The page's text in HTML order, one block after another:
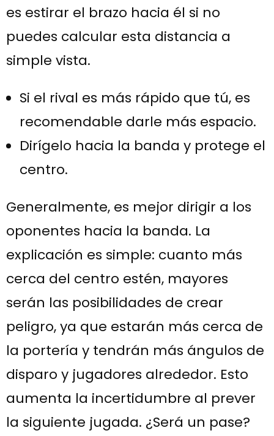
es estirar el brazo hacia él si no
puedes calcular esta distancia a
simple vista.
Si el rival es más rápido que tú, es
recomendable darle más espacio.
Dirígelo hacia la banda y protege el
centro.
Generalmente, es mejor dirigir a los
oponentes hacia la banda. La
explicación es simple: cuanto más
cerca del centro estén, mayores
serán las posibilidades de crear
peligro, ya que estarán más cerca de
la portería y tendrán más ángulos de
disparo y jugadores alrededor. Esto
aumenta la incertidumbre al prever
la siguiente jugada. ¿Será un pase?